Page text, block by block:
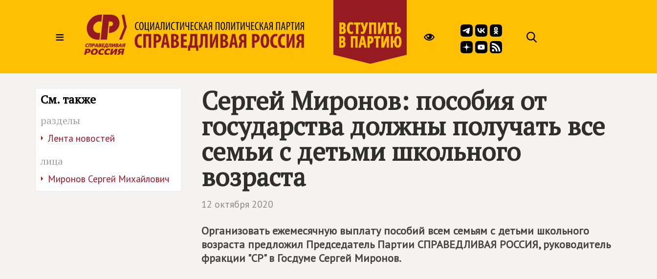
≡
См. также
разделы
Лента новостей
лица
Миронов Сергей Михайлович
Сергей Миронов: пособия от
государства должны получать все
семьи с детьми школьного
возраста
12 октября 2020
Организовать ежемесячную выплату пособий всем семьям с детьми школьного
возраста предложил Председатель Партии СПРАВЕДЛИВАЯ РОССИЯ, руководитель
фракции "СР" в Госдуме Сергей Миронов.